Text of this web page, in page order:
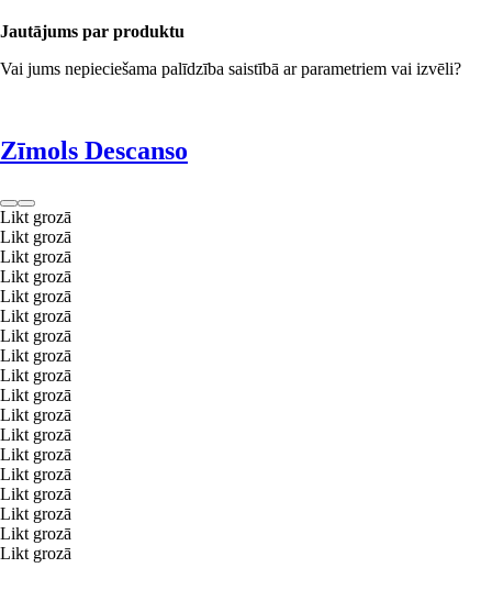
Jautājums par produktu
Vai jums nepieciešama palīdzība saistībā ar parametriem vai izvēli?
Zīmols Descanso
Likt grozā
Likt grozā
Likt grozā
Likt grozā
Likt grozā
Likt grozā
Likt grozā
Likt grozā
Likt grozā
Likt grozā
Likt grozā
Likt grozā
Likt grozā
Likt grozā
Likt grozā
Likt grozā
Likt grozā
Likt grozā